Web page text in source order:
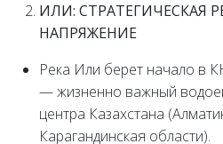
ИЛИ: СТРАТЕГИЧЕСКАЯ
НАПРЯЖЕНИЕ
Река Или берет начало в
— жизненно важный
центра Казахстана
Карагандинская области).